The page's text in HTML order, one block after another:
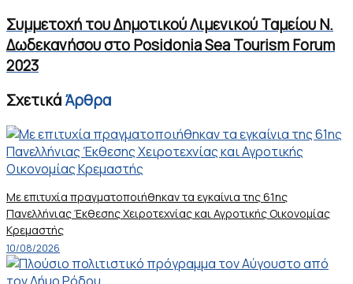
Συμμετοχή του Δημοτικού Λιμενικού Ταμείου Ν.
Δωδεκανήσου στο Posidonia Sea Tourism Forum
2023
ΣχετικάΆρθρα
Με επιτυχία πραγματοποιήθηκαν τα εγκαίνια της 61ης
Πανελλήνιας Έκθεσης Χειροτεχνίας και Αγροτικής Οικονομίας
Κρεμαστής
10/08/2026